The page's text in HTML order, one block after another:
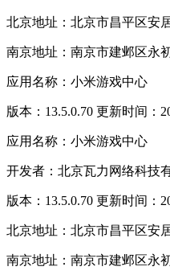
北京地址：北京市昌平区安
南京地址：南京市建邺区永
应用名称：小米游戏中心
版本：13.5.0.70 更新时间：
应用名称：小米游戏中心
开发者：北京瓦力网络科技
版本：13.5.0.70 更新时间：
北京地址：北京市昌平区安
南京地址：南京市建邺区永